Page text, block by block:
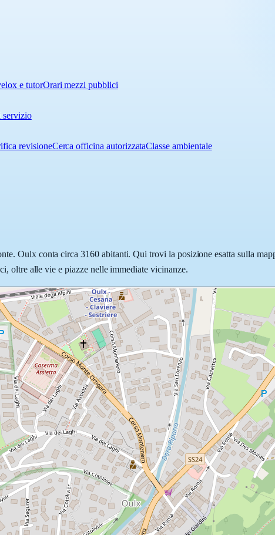
e tutorOrari mezzi pubblici
servizio
revisioneCerca officina autorizzataClasse ambientale
Oulx conta circa 3160 abitanti. Qui trovi la posizione esatta sulla
oltre alle vie e piazze nelle immediate vicinanze.